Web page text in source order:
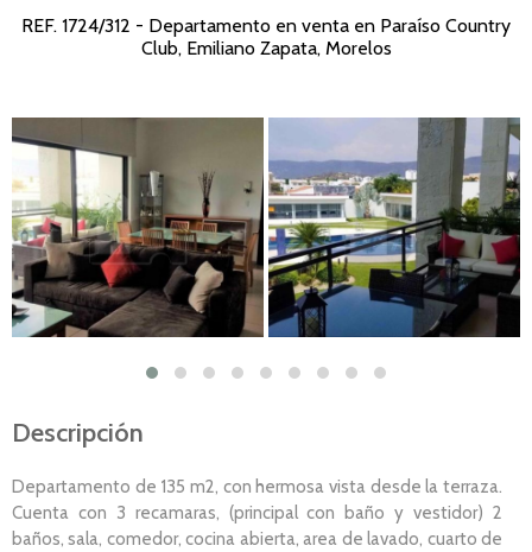
REF. 1724/312 - Departamento en venta en Paraíso Country
Club, Emiliano Zapata, Morelos
Descripción
Departamento de 135 m2, con hermosa vista desde la terraza.
Cuenta con 3 recamaras, (principal con baño y vestidor) 2
baños, sala, comedor, cocina abierta, area de lavado, cuarto de